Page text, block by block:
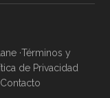
·Términos y
de Privacidad
Contacto